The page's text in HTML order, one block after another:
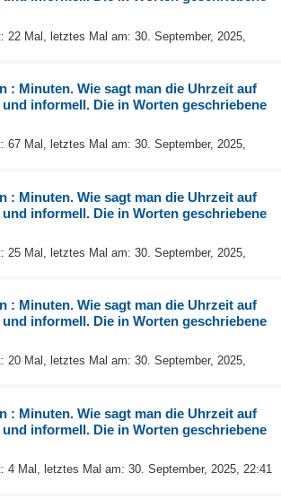
22 Mal, letztes Mal am: 30. September, 2025,
: Minuten. Wie sagt man die Uhrzeit auf
informell. Die in Worten geschriebene
67 Mal, letztes Mal am: 30. September, 2025,
: Minuten. Wie sagt man die Uhrzeit auf
informell. Die in Worten geschriebene
25 Mal, letztes Mal am: 30. September, 2025,
: Minuten. Wie sagt man die Uhrzeit auf
informell. Die in Worten geschriebene
20 Mal, letztes Mal am: 30. September, 2025,
: Minuten. Wie sagt man die Uhrzeit auf
informell. Die in Worten geschriebene
4 Mal, letztes Mal am: 30. September, 2025, 22:41